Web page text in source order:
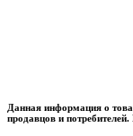
Данная информация о
продавцов и